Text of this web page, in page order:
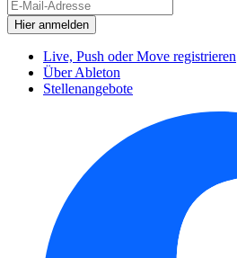
Live, Push oder Move registrieren
Über Ableton
Stellenangebote